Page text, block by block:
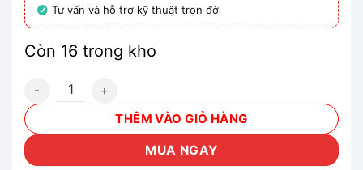
Tư vấn và hỗ trợ kỹ thuật trọn đời
Còn 16 trong kho
7ME6910-1AA10-1AA0 - Siemens số lượng
THÊM VÀO GIỎ HÀNG
MUA NGAY